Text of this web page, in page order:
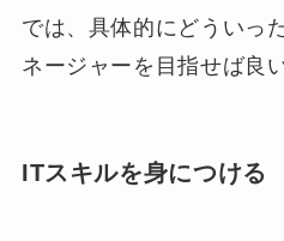
では、具体的にどういっ
ネージャーを目指せば良
ITスキルを身につける